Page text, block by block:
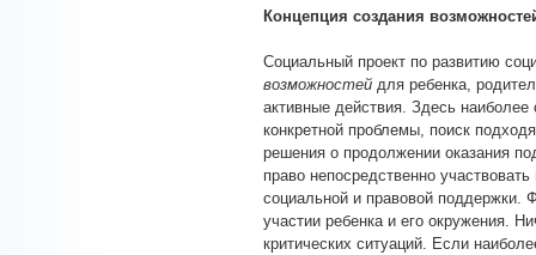
Концепция создания
Социальный проект по развитию
возможностей для ребенка,
активные действия. Здесь
конкретной проблемы, поиск
решения о продолжении оказания
право непосредственно
социальной и правовой поддержки.
участии ребенка и его окружения.
критических ситуаций. Если